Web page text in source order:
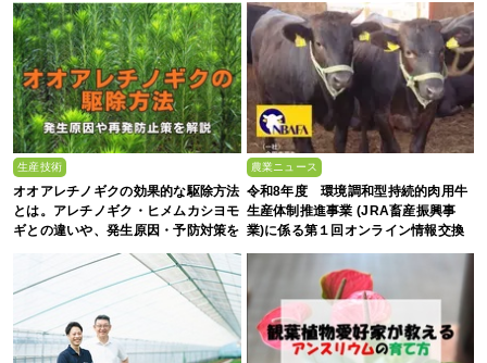
生産技術
オオアレチノギクの効果的な駆除方法
とは。アレチノギク・ヒメムカシヨモ
ギとの違いや、発生原因・予防対策を
農業ニュース
令和8年度 環境調和型持続的肉用牛
生産体制推進事業 (JRA畜産振興事
業)に係る第１回オンライン情報交換
会